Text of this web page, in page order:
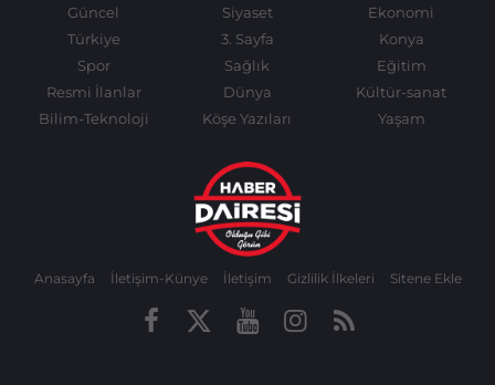
Güncel Siyaset
Ekonomi
Türkiye
3. Sayfa
Konya
Spor
Sağlık
Eğitim
Resmi İlanlar
Dünya
Kültür-sanat
Bilim-Teknoloji
Köşe Yazıları Yaşam
Anasayfa İletişim-Künye İletişim Gizlilik İlkeleri Sitene Ekle